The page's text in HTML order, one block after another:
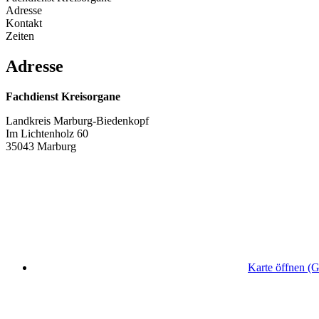
Adresse
Kontakt
Zeiten
Adresse
Fachdienst Kreisorgane
Landkreis Marburg-Biedenkopf
Im Lichtenholz 60
35043 Marburg
Karte öffnen